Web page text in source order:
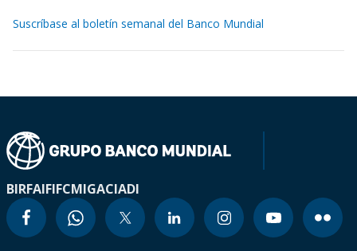
Suscríbase al boletín semanal del Banco Mundial
BIRFAIFIFCMIGACIADI